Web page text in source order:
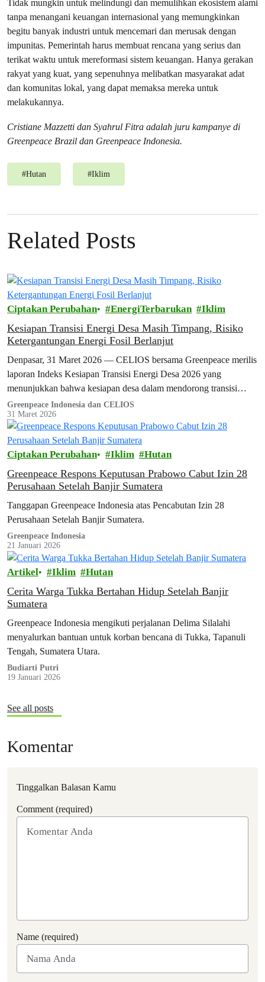
Tidak mungkin untuk melindungi dan memulihkan ekosistem alami
tanpa menangani keuangan internasional yang memungkinkan
begitu banyak industri untuk mencemari dan merusak dengan
impunitas. Pemerintah harus membuat rencana yang serius dan
terikat waktu untuk mereformasi sistem keuangan. Hanya gerakan
rakyat yang kuat, yang sepenuhnya melibatkan masyarakat adat
dan komunitas lokal, yang dapat memaksa mereka untuk
melakukannya.
Cristiane Mazzetti dan Syahrul Fitra adalah juru kampanye di
Greenpeace Brazil dan Greenpeace Indonesia.
#Hutan #Iklim
Related Posts
Ciptakan Perubahan EnergiTerbarukan Iklim
Kesiapan Transisi Energi Desa Masih Timpang, Risiko
Ketergantungan Energi Fosil Berlanjut
Denpasar, 31 Maret 2026 — CELIOS bersama Greenpeace merilis
laporan Indeks Kesiapan Transisi Energi Desa 2026 yang
menunjukkan bahwa kesiapan desa dalam mendorong transisi
energi bersih di Indonesia masih menghadapi…
Greenpeace Indonesia dan CELIOS
31 Maret 2026
Ciptakan Perubahan Iklim Hutan
Greenpeace Respons Keputusan Prabowo Cabut Izin 28
Perusahaan Setelah Banjir Sumatera
Tanggapan Greenpeace Indonesia atas Pencabutan Izin 28
Perusahaan Setelah Banjir Sumatera.
Greenpeace Indonesia
21 Januari 2026
Artikel Iklim Hutan
Cerita Warga Tukka Bertahan Hidup Setelah Banjir
Sumatera
Greenpeace Indonesia mengikuti perjalanan Delima Silalahi
menyalurkan bantuan untuk korban bencana di Tukka, Tapanuli
Tengah, Sumatera Utara.
Budiarti Putri
19 Januari 2026
See all posts
Komentar
Tinggalkan Balasan Kamu
Comment (required)
Name (required)